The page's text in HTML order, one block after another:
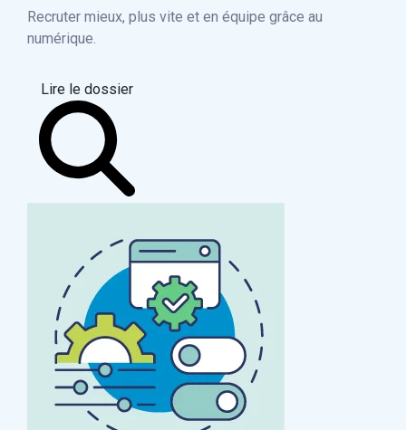
Recruter mieux, plus vite et en équipe grâce au
numérique.
Lire le dossier